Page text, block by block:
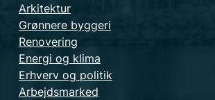
Arkitektur
Grønnere byggeri
Renovering
Energi og klima
Erhverv og politik
Arbejdsmarked